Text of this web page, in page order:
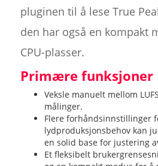
pluginen til å lese True
den har også en kompakt
CPU-plasser.
Primære funksjoner
Veksle manuelt mellom
målinger.
Flere forhåndsinnstillinger
lydproduksjonsbehov kan
en solid base for justering
Et fleksibelt